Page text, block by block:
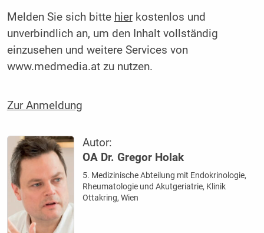
Melden Sie sich bitte hierkostenlos und
unverbindlich an, um den Inhalt vollständig
einzusehen und weitere Services von
www.medmedia.at zu nutzen.
Zur Anmeldung
Autor:
OA Dr. Gregor Holak
5. Medizinische Abteilung mit Endokrinologie,
Rheumatologie und Akutgeriatrie, Klinik
Ottakring, Wien